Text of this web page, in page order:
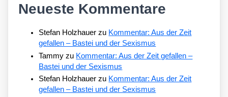
Neueste Kommentare
Stefan Holzhauer zu Kommentar: Aus der Zeit
gefallen – Bastei und der Sexismus
Tammy zu Kommentar: Aus der Zeit gefallen –
Bastei und der Sexismus
Stefan Holzhauer zu Kommentar: Aus der Zeit
gefallen – Bastei und der Sexismus